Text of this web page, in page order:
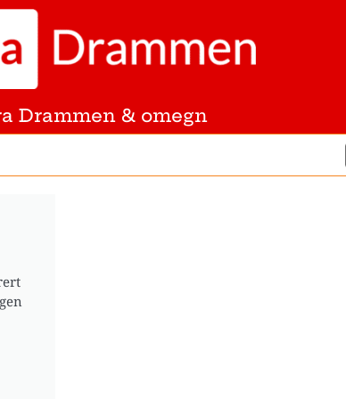
Drammen & omegn